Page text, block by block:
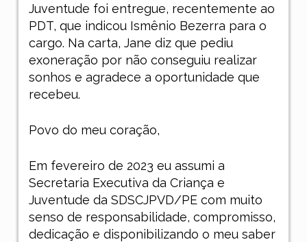
Juventude foi entregue, recentemente ao
PDT, que indicou Ismênio Bezerra para o
cargo. Na carta, Jane diz que pediu
exoneração por não conseguiu realizar
sonhos e agradece a oportunidade que
recebeu.
Povo do meu coração,
Em fevereiro de 2023 eu assumi a
Secretaria Executiva da Criança e
Juventude da SDSCJPVD/PE com muito
senso de responsabilidade, compromisso,
dedicação e disponibilizando o meu saber